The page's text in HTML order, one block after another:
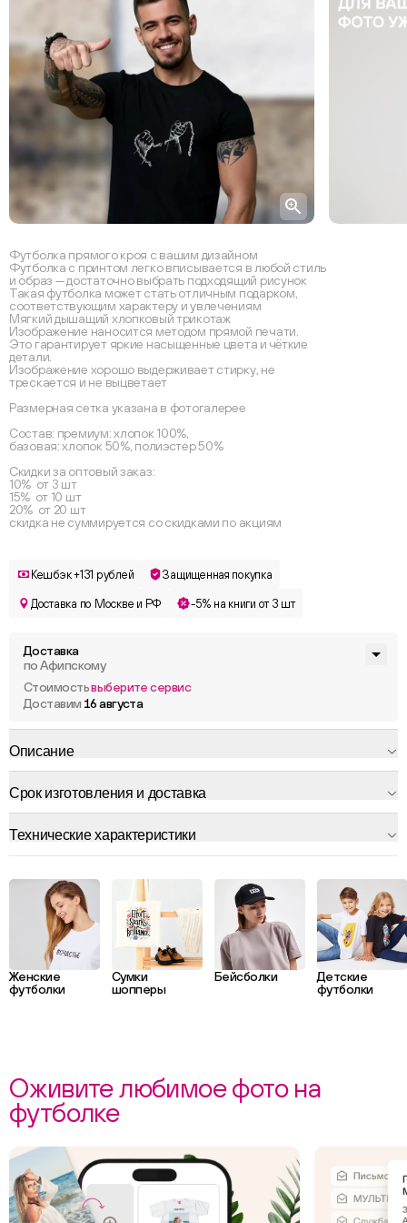
Футболка прямого кроя с вашим дизайном
Футболка с принтом легко вписывается в любой стиль
и образ — достаточно выбрать подходящий рисунок
Такая футболка может стать отличным подарком,
соответствующим характеру и увлечениям
Мягкий дышащий хлопковый трикотаж
Изображение наносится методом прямой печати.
Это гарантирует яркие насыщенные цвета и чёткие
детали.
Изображение хорошо выдерживает стирку, не
трескается и не выцветает
Размерная сетка указана в фотогалерее
Состав: премиум: хлопок 100%,
базовая: хлопок 50%, полиэстер 50%
Скидки за оптовый заказ:
10% от 3 шт
15% от 10 шт
20% от 20 шт
скидка не суммируется со скидками по акциям
Кешбэк +131 рублей Защищенная покупка
Доставка по Москве и РФ -5% на книги от 3 шт
Доставка
по Афипскому
Стоимостьвыберите сервис
Доставим 16 августа
Описание
Срок изготовления и доставка
Технические характеристики
Женские
футболки
Сумки
шопперы
Бейсболки
Детские
футболки
Оживите любимое фото на
футболке